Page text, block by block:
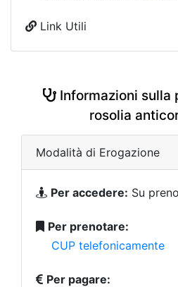
Link Utili
Informazioni sulla
rosolia
Modalità di Erogazione
Per accedere: Su
Per prenotare:
CUP telefonicamente
Per pagare: